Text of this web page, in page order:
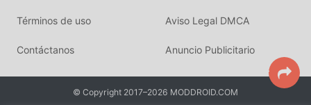
Términos de uso Aviso Legal DMCA
Contáctanos Anuncio Publicitario
© Copyright 2017–2026 MODDROID.COM